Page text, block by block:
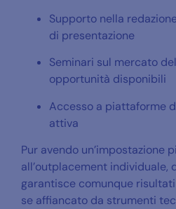
Supporto nella
di presentazione
Seminari sul mercato
opportunità disponibili
Accesso a piattaforme
attiva
Pur avendo un’impostazione
all’outplacement individuale,
garantisce comunque
se affiancato da strumenti